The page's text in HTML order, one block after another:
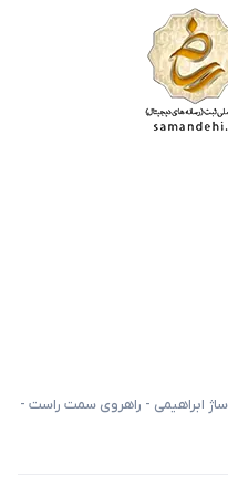
پاساژ ابراهیمی - راهروی سمت راست -